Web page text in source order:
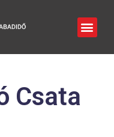
Csata